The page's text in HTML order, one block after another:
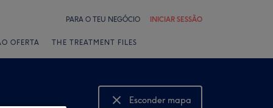
PARA O TEU NEGÓCIO INICIAR SESSÃO
OFERTA THE TREATMENT FILES
Esconder mapa